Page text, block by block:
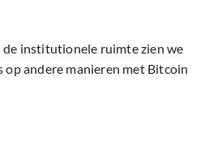
de institutionele ruimte zien we
andere manieren met Bitcoin